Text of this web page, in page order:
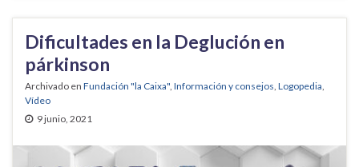
Dificultades en la Deglución en
párkinson
Archivado en Fundación "la Caixa", Información y consejos, Logopedia,
Vídeo
9 junio, 2021